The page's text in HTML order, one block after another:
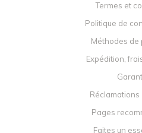
Termes et
Politique de
Méthodes de
Expédition,
Réclamations
Pages
Faites un